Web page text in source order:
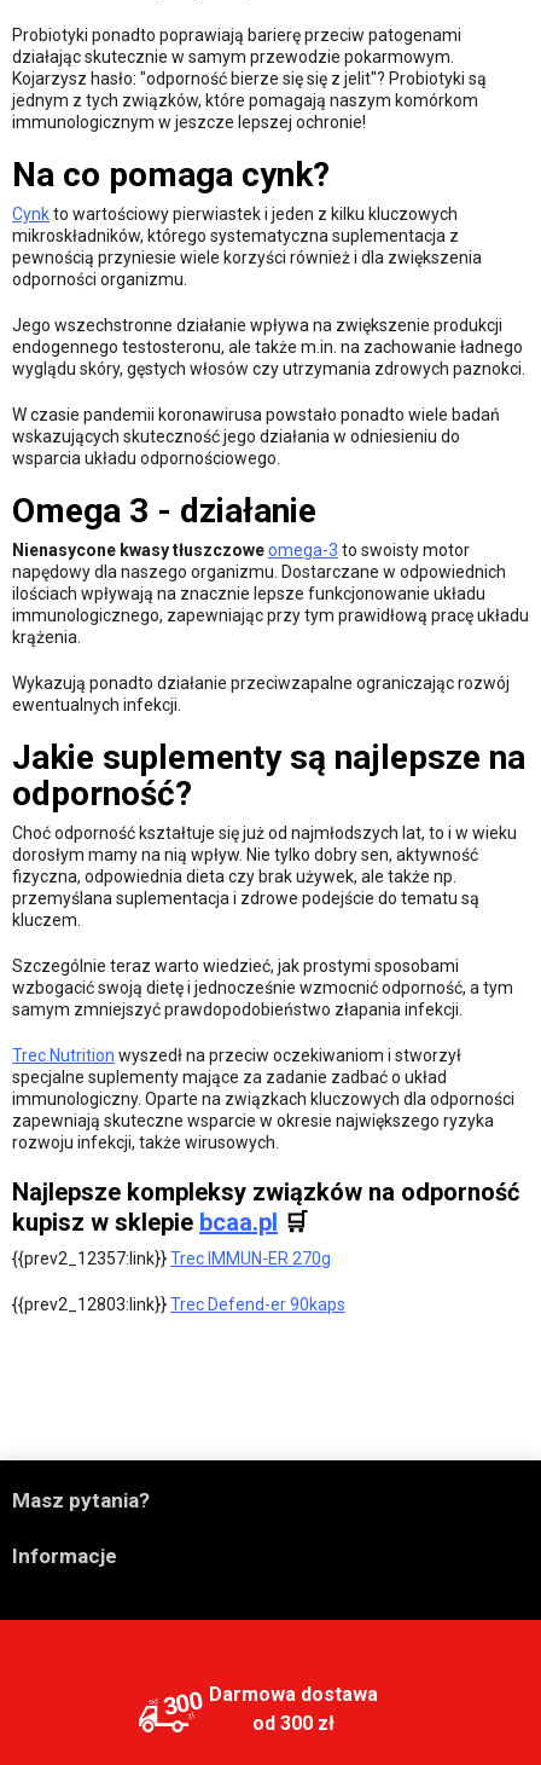
Probiotyki ponadto poprawiają barierę przeciw patogenami
działając skutecznie w samym przewodzie pokarmowym.
Kojarzysz hasło: "odporność bierze się się z jelit"? Probiotyki są
jednym z tych związków, które pomagają naszym komórkom
immunologicznym w jeszcze lepszej ochronie!
Na co pomaga cynk?
Cynkto wartościowy pierwiastek i jeden z kilku kluczowych
mikroskładników, którego systematyczna suplementacja z
pewnością przyniesie wiele korzyści również i dla zwiększenia
odporności organizmu.
Jego wszechstronne działanie wpływa na zwiększenie produkcji
endogennego testosteronu, ale także m.in. na zachowanie ładnego
wyglądu skóry, gęstych włosów czy utrzymania zdrowych paznokci.
W czasie pandemii koronawirusa powstało ponadto wiele badań
wskazujących skuteczność jego działania w odniesieniu do
wsparcia układu odpornościowego.
Omega 3 - działanie
Nienasycone kwasy tłuszczoweomega-3 to swoisty motor
napędowy dla naszego organizmu. Dostarczane w odpowiednich
ilościach wpływają na znacznie lepsze funkcjonowanie układu
immunologicznego, zapewniając przy tym prawidłową pracę układu
krążenia.
Wykazują ponadto działanie przeciwzapalne ograniczając rozwój
ewentualnych infekcji.
Jakie suplementy są najlepsze na
odporność?
Choć odporność kształtuje się już od najmłodszych lat, to i w wieku
dorosłym mamy na nią wpływ. Nie tylko dobry sen, aktywność
fizyczna, odpowiednia dieta czy brak używek, ale także np.
przemyślana suplementacja i zdrowe podejście do tematu są
kluczem.
Szczególnie teraz warto wiedzieć, jak prostymi sposobami
wzbogacić swoją dietę i jednocześnie wzmocnić odporność, a tym
samym zmniejszyć prawdopodobieństwo złapania infekcji.
Trec Nutrition wyszedł na przeciw oczekiwaniom i stworzył
specjalne suplementy mające za zadanie zadbać o układ
immunologiczny. Oparte na związkach kluczowych dla odporności
zapewniają skuteczne wsparcie w okresie największego ryzyka
rozwoju infekcji, także wirusowych.
Najlepsze kompleksy związków na odporność
kupisz w sklepie bcaa.pl 🛒
{{prev2_12357:link}}Trec IMMUN-ER 270g
{{prev2_12803:link}}Trec Defend-er 90kaps
Masz pytania?
Informacje
300 Darmowa dostawa
od 300 zł